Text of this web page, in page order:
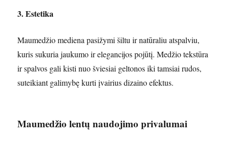
3. Estetika
Maumedžio mediena pasižymi šiltu ir natūraliu atspalviu,
kuris sukuria jaukumo ir elegancijos pojūtį. Medžio tekstūra
ir spalvos gali kisti nuo šviesiai geltonos iki tamsiai rudos,
suteikiant galimybę kurti įvairius dizaino efektus.
Maumedžio lentų naudojimo privalumai